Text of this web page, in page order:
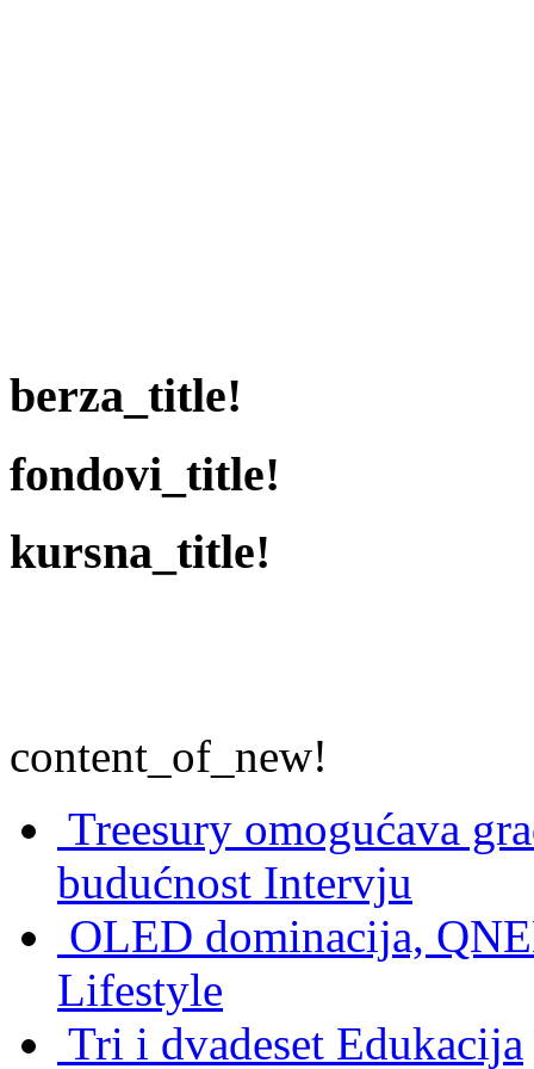
berza_title!
fondovi_title!
kursna_title!
content_of_new!
Treesury omogućava
budućnost Intervju
OLED dominacija,
Lifestyle
Tri i dvadeset Edukacija